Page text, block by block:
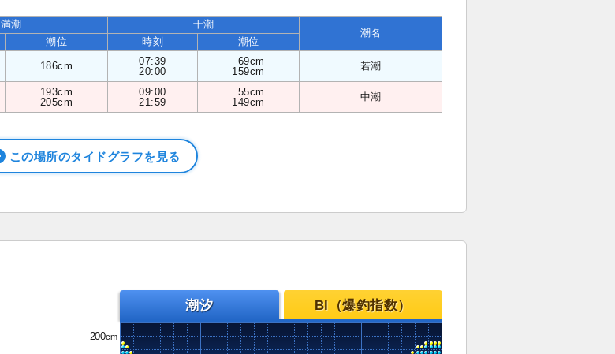
満潮 干潮
潮名
潮位 時刻 潮位
186cm
07:39
20:00
69cm
159cm
若潮
193cm
205cm
09:00
21:59
55cm
149cm
中潮
この場所のタイドグラフを見る
潮汐 BI（爆釣指数）
200